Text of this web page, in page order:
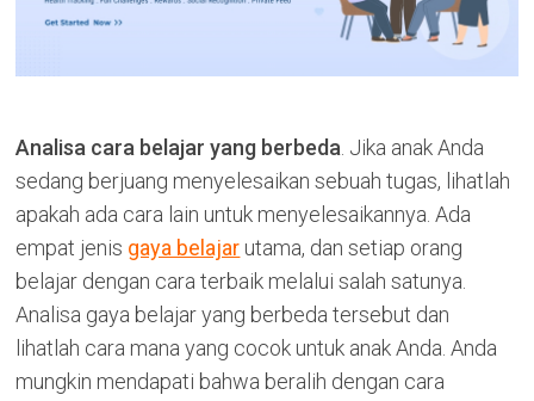
Analisa cara belajar yang berbeda. Jika anak Anda
sedang berjuang menyelesaikan sebuah tugas, lihatlah
apakah ada cara lain untuk menyelesaikannya. Ada
empat jenis gaya belajar utama, dan setiap orang
belajar dengan cara terbaik melalui salah satunya.
Analisa gaya belajar yang berbeda tersebut dan
lihatlah cara mana yang cocok untuk anak Anda. Anda
mungkin mendapati bahwa beralih dengan cara